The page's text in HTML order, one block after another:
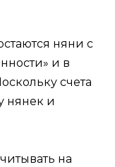
няни с
и в
счета
нянек и
на